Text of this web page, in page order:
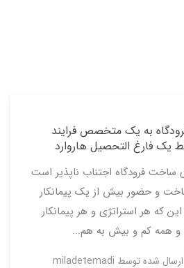
به یک متخصص فرایند
ساخت فرودگاه اجتناب ناپذیر است
و حضور بیش از یک پیمانکار
که هر استراتژی و هر پیمانکار
و همه کم و بیش به هم...
ارسال شده توسط miladetemadi